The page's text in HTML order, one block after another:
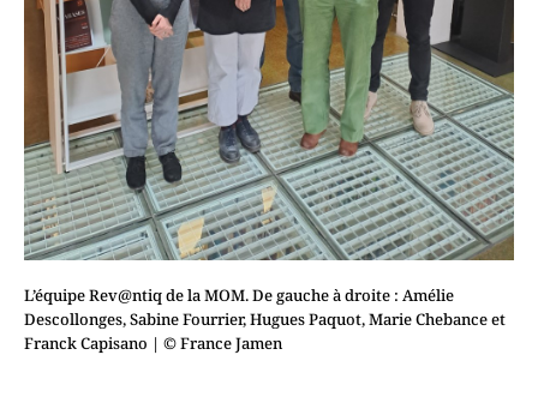
L’équipe Rev@ntiq de la MOM. De gauche à droite : Amélie
Descollonges, Sabine Fourrier, Hugues Paquot, Marie Chebance et
Franck Capisano | © France Jamen